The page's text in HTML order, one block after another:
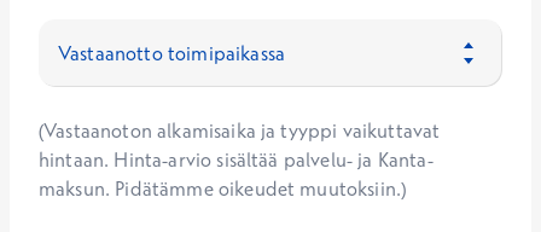
(Vastaanoton alkamisaika ja tyyppi vaikuttavat
hintaan. Hinta-arvio sisältää palvelu- ja Kanta-
maksun. Pidätämme oikeudet muutoksiin.)